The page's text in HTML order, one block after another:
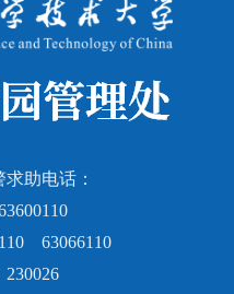
助电话：
63066110